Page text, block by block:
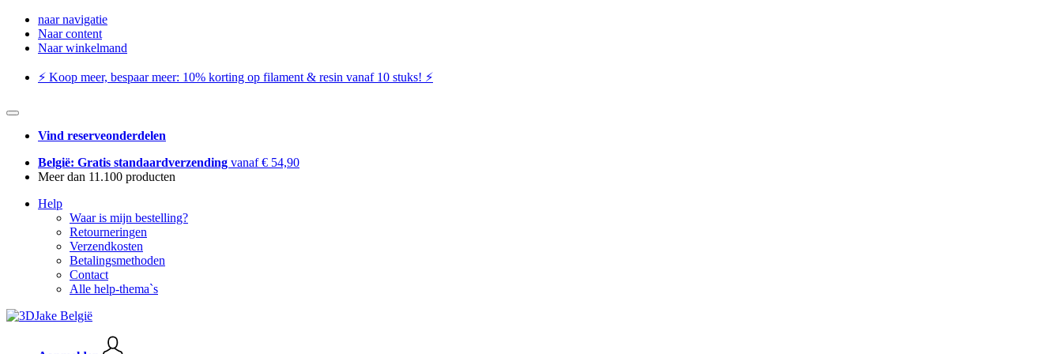
naar navigatie
Naar content
Naar winkelmand
⚡️ Koop meer, bespaar meer: ​​10% korting op filament & resin vanaf 10 stuks! ⚡️
Vind reserveonderdelen
België: Gratis standaardverzending vanaf € 54,90
Meer dan 11.100 producten
Help
Waar is mijn bestelling?
Retourneringen
Verzendkosten
Betalingsmethoden
Contact
Alle help-thema`s